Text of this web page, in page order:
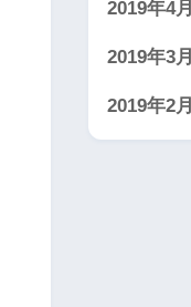
2019年4月
2019年3月
2019年2月